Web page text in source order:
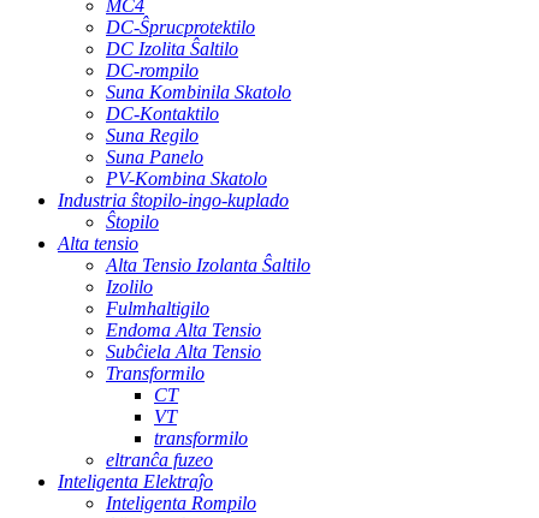
MC4
DC-Ŝprucprotektilo
DC Izolita Ŝaltilo
DC-rompilo
Suna Kombinila Skatolo
DC-Kontaktilo
Suna Regilo
Suna Panelo
PV-Kombina Skatolo
Industria ŝtopilo-ingo-kuplado
Ŝtopilo
Alta tensio
Alta Tensio Izolanta Ŝaltilo
Izolilo
Fulmhaltigilo
Endoma Alta Tensio
Subĉiela Alta Tensio
Transformilo
CT
VT
transformilo
eltranĉa fuzeo
Inteligenta Elektraĵo
Inteligenta Rompilo